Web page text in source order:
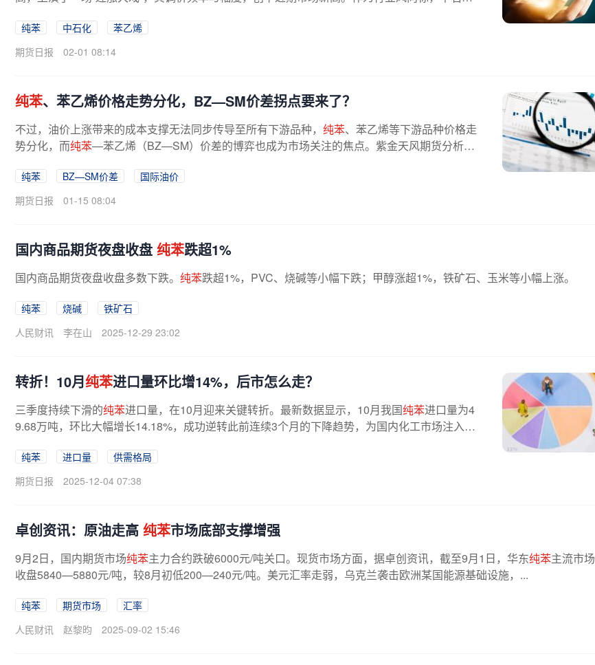
纯苯 中石化
苯乙烯
期货日报
02-01 08:14
纯苯、苯乙烯价格走势分化，BZ—SM价差拐点要来了？
不过，油价上涨带来的成本支撑无法同步传导至所有下游品种， 纯苯、苯乙烯等下游品种价格走
势分化，而纯苯—苯乙烯（BZ—SM）价差的博弈也成为市场关注的焦点。紫金天风期货分析师
纯苯 BZ—SM价差
国际油价
期货日报
01-15 08:04
国内商品期货夜盘收盘 纯苯跌超1%
国内商品期货夜盘收盘多数下跌。 纯苯跌超1%，PVC、烧碱等小幅下跌；甲醇涨超1%，铁矿石、玉米等小幅上涨。
纯苯 烧碱
铁矿石
人民财讯
李在山 2025-12-29 23:02
转折！10月纯苯进口量环比增14%，后市怎么走？
三季度持续下滑的纯苯进口量，在10月迎来关键转折。最新数据显示，10月我国纯苯进口量为4
9.68万吨，环比大幅增长14.18%，成功逆转此前连续3个月的下降趋势，为国内化工市场注入一
纯苯 进口量
供需格局
期货日报
2025-12-04 07:38
卓创资讯：原油走高 纯苯市场底部支撑增强
9月2日，国内期货市场纯苯主力合约跌破6000元/吨关口。现货市场方面，据卓创资讯，截至9月1日，华东纯苯主流市场
收盘5840—5880元/吨，较8月初低200—240元/吨。美元汇率走弱，乌克兰袭击欧洲某国能源基础设施，...
纯苯 期货市场
汇率
人民财讯
赵黎昀 2025-09-02 15:46